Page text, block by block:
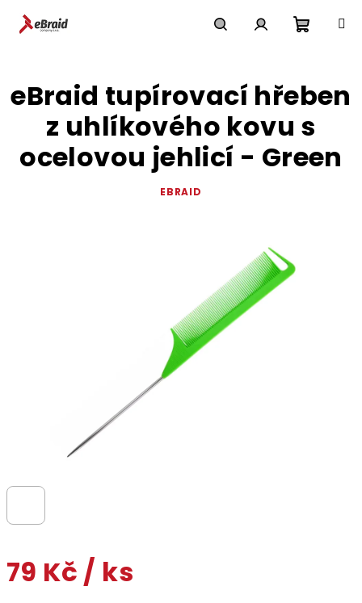
košík
79 Kč / ks
eBraid tupírovací hřeben
z uhlíkového kovu s
ocelovou jehlicí - Green
EBRAID